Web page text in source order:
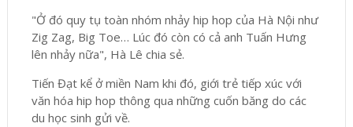
"Ở đó quy tụ toàn nhóm nhảy hip hop của Hà Nội như
Zig Zag, Big Toe… Lúc đó còn có cả anh Tuấn Hưng
lên nhảy nữa", Hà Lê chia sẻ.
Tiến Đạt kể ở miền Nam khi đó, giới trẻ tiếp xúc với
văn hóa hip hop thông qua những cuốn băng do các
du học sinh gửi về.